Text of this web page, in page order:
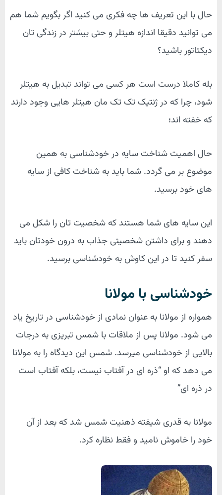
حال با این تعریف ها چه فکری می کنید اگر بگویم شما هم
می توانید دقیقا اندازه هیتلر و حتی بیشتر در زندگی تان
دیکتاتور باشید؟
بله کاملا درست است هر کسی می تواند تبدیل به هیتلر
شود، چرا که در ژنتیک تک تک مان هیتلر هایی وجود دارند
که خفته اند؛
حال اهمیت شناخت سایه در خودشناسی به همین
موضوع بر می گردد. شما باید به شناخت کافی از سایه
های خود برسید.
این سایه های شما هستند که شخصیت تان را شکل می
دهند و برای داشتن شخصیتی جذاب به درون خودتان باید
سفر کنید تا در این کاوش به خودشناسی برسید.
خودشناسی با مولانا
همواره از مولانا به عنوان نمادی از خودشناسی در تاریخ یاد
می شود. مولانا پس از ملاقات با شمس تبریزی به درجات
بالایی از خودشناسی میرسد. شمس این دیدگاه را به مولانا
می دهد که او “ذره ای در آفتاب نیست، بلکه آفتاب است
در ذره ای”
مولانا به قدری شیفته ذهنیت شمس شد که بعد از آن
خود را خاموش نامید و فقط نظاره کرد.